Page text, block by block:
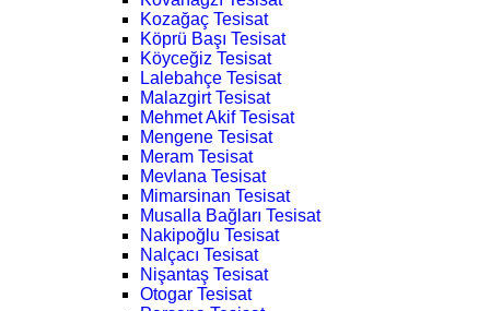
Kozağaç Tesisat
Köprü Başı Tesisat
Köyceğiz Tesisat
Lalebahçe Tesisat
Malazgirt Tesisat
Mehmet Akif Tesisat
Mengene Tesisat
Meram Tesisat
Mevlana Tesisat
Mimarsinan Tesisat
Musalla Bağları Tesisat
Nakipoğlu Tesisat
Nalçacı Tesisat
Nişantaş Tesisat
Otogar Tesisat